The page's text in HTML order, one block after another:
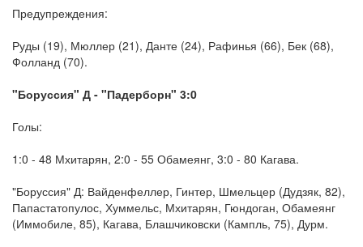
Предупреждения:
Руды (19), Мюллер (21), Данте (24), Рафинья (66), Бек (68),
Фолланд (70).
"Боруссия" Д - "Падерборн" 3:0
Голы:
1:0 - 48 Мхитарян, 2:0 - 55 Обамеянг, 3:0 - 80 Кагава.
"Боруссия" Д: Вайденфеллер, Гинтер, Шмельцер (Дудзяк, 82),
Папастатопулос, Хуммельс, Мхитарян, Гюндоган, Обамеянг
(Иммобиле, 85), Кагава, Блашчиковски (Кампль, 75), Дурм.